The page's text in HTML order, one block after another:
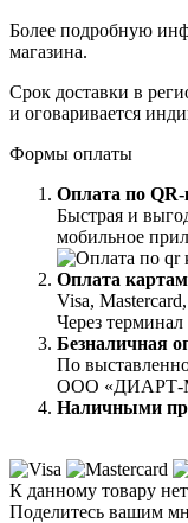
Более подробную
магазина.
Срок доставки в
и оговаривается
Формы оплаты
Оплата по QR-
Быстрая и
мобильное
Оплата
Visa,
Через
Безналичная
По
ООО «ДИАРТ-
Наличными
К данному товару
Поделитесь вашим